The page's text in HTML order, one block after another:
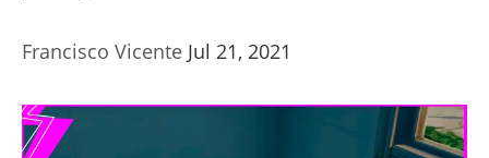
Francisco Vicente Jul 21, 2021